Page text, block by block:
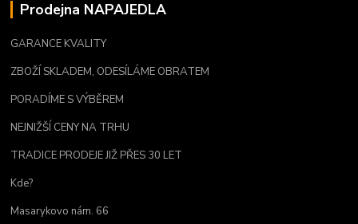
Prodejna NAPAJEDLA
GARANCE KVALITY
ZBOŽÍ SKLADEM, ODESÍLÁME OBRATEM
PORADÍME S VÝBĚREM
NEJNIŽŠÍ CENY NA TRHU
TRADICE PRODEJE JIŽ PŘES 30 LET
Kde?
Masarykovo nám. 66